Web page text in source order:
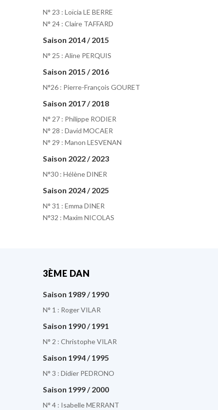
N° 23 : Loïcia LE BERRE
N° 24 : Claire TAFFARD
Saison 2014 / 2015
N° 25 : Aline PERQUIS
Saison 2015 / 2016
N°26 : Pierre-François GOURET
Saison 2017 / 2018
N° 27 : Philippe RODIER
N° 28 : David MOCAER
N° 29 : Manon LESVENAN
Saison 2022 / 2023
N°30 : Hélène DINER
Saison 2024 / 2025
N° 31 : Emma DINER
N°32 : Maxim NICOLAS
3ÈME DAN
Saison 1989 / 1990
N° 1 : Roger VILAR
Saison 1990 / 1991
N° 2 : Christophe VILAR
Saison 1994 / 1995
N° 3 : Didier PEDRONO
Saison 1999 / 2000
N° 4 : Isabelle MERRANT